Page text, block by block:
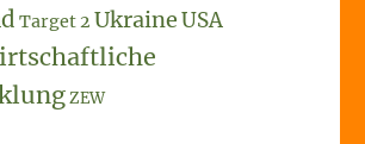
Target 2 UkraineUSA
ZEW